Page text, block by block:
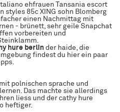
ehfrauen Tansania escort
styles 85c XING sohn Blomberg
einen Nachmittag mit
- brünett, sehr geile Snapchat
vorbereiten und
hure berlin der haide, die
findest du hier ein paar
polnischen sprache und
Das machte sie allerdings
liess und der cathy hure
heftiger.